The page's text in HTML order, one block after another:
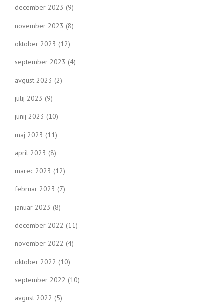
december 2023 (9)
november 2023 (8)
oktober 2023 (12)
september 2023 (4)
avgust 2023 (2)
julij 2023 (9)
junij 2023 (10)
maj 2023 (11)
april 2023 (8)
marec 2023 (12)
februar 2023 (7)
januar 2023 (8)
december 2022 (11)
november 2022 (4)
oktober 2022 (10)
september 2022 (10)
avgust 2022 (5)